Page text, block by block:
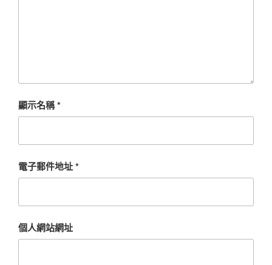
顯示名稱*
電子郵件地址*
個人網站網址